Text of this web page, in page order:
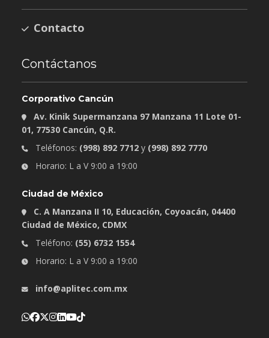
Contacto
Contáctanos
Corporativo Cancún
Av. Kinik Supermanzana 97 Manzana 11 Lote 01-
01, 77530 Cancún, Q.R.
Teléfonos: (998) 892 7712 y (998) 892 7770
Horario: L a V 9:00 a 19:00
Ciudad de México
C. A Manzana II 10, Educación, Coyoacán, 04400
Ciudad de México, CDMX
Teléfono: (55) 6732 1554
Horario: L a V 9:00 a 19:00
info@aplitec.com.mx